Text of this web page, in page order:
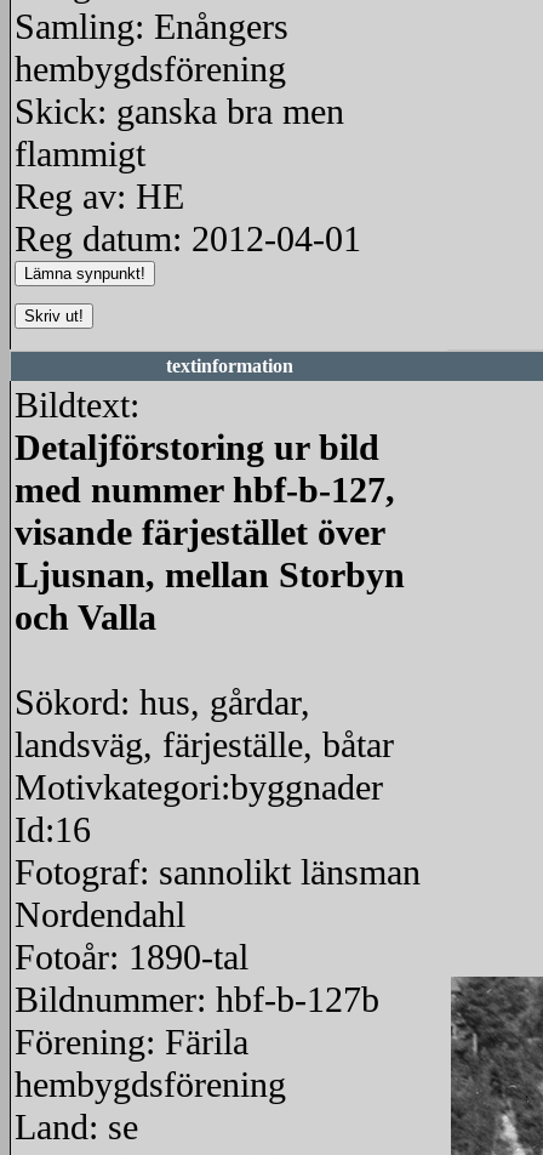
Samling: Enångers
hembygdsförening
Skick: ganska bra men
flammigt
Reg av: HE
Reg datum: 2012-04-01
textinformation
Bildtext:
Detaljförstoring ur bild
med nummer hbf-b-127,
visande färjestället över
Ljusnan, mellan Storbyn
och Valla
Sökord: hus, gårdar,
landsväg, färjeställe, båtar
Motivkategori:byggnader
Id:16
Fotograf: sannolikt länsman
Nordendahl
Fotoår: 1890-tal
Bildnummer: hbf-b-127b
Förening: Färila
hembygdsförening
Land: se